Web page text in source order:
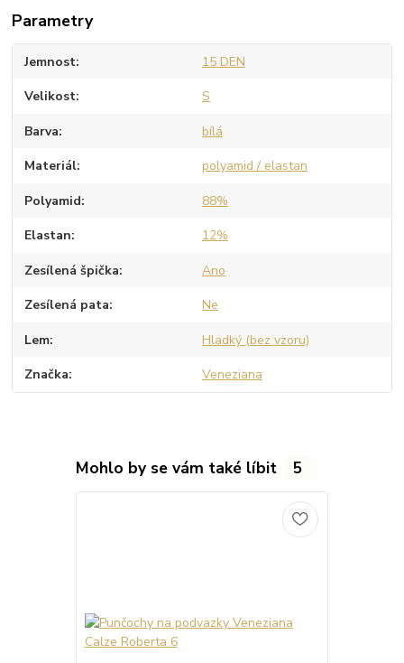
Parametry
Jemnost 15 DEN
Velikost S
Barva bílá
Materiál polyamid / elastan
Polyamid 88%
Elastan 12%
Zesílená špička Ano
Zesílená pata Ne
Lem Hladký (bez vzoru)
Značka Veneziana
Mohlo by se vám také líbit 5